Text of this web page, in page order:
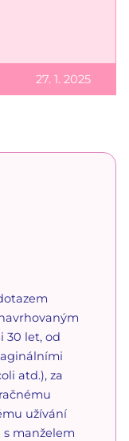
27. 1. 2025
30 let, od
atd.), za
užívání
s manželem